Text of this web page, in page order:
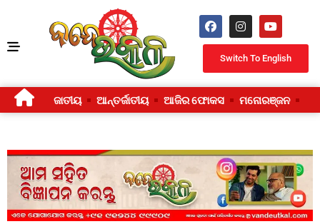
Switch To English
ଜାତୀୟ ଆନ୍ତର୍ଜାତୀୟ ଆଜିର ଫୋକସ ମନୋରଞ୍ଜନ